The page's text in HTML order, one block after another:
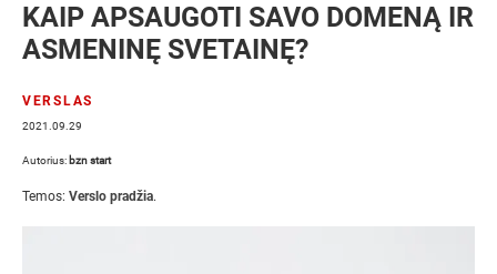
KAIP APSAUGOTI SAVO DOMENĄ IR
ASMENINĘ SVETAINĘ?
VERSLAS
2021.09.29
Autorius: bzn start
Temos: Verslo pradžia.